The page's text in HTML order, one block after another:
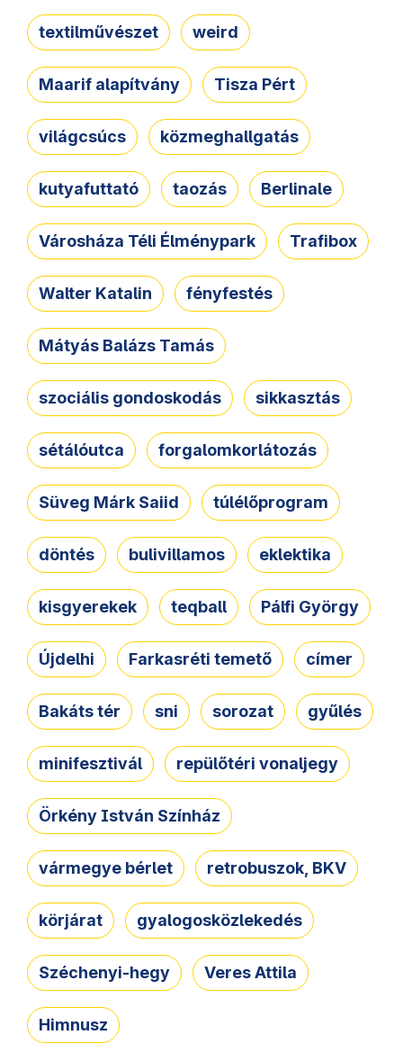
textilművészet weird
Maarif alapítvány Tisza Pért
világcsúcs közmeghallgatás
kutyafuttató taozás Berlinale
Városháza Téli Élménypark Trafibox
Walter Katalin fényfestés
Mátyás Balázs Tamás
szociális gondoskodás sikkasztás
sétálóutca forgalomkorlátozás
Süveg Márk Saiid túlélőprogram
döntés bulivillamos eklektika
kisgyerekek teqball Pálfi György
Újdelhi Farkasréti temető címer
Bakáts tér sni sorozat gyűlés
minifesztivál repülőtéri vonaljegy
Örkény István Színház
vármegye bérlet retrobuszok, BKV
körjárat gyalogosközlekedés
Széchenyi-hegy Veres Attila
Himnusz